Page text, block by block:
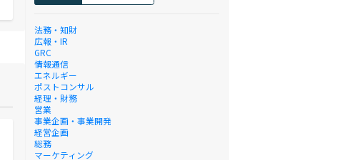
法務・知財
広報・IR
GRC
情報通信
エネルギー
ポストコンサル
経理・財務
営業
事業企画・事業開発
経営企画
総務
マーケティング